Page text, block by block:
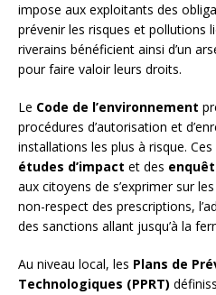
impose aux exploitants des
prévenir les risques et pollutions
riverains bénéficient ainsi d’un
pour faire valoir leurs droits.
Le Code de l’environnement
procédures d’autorisation et
installations les plus à risque.
études d’impact et des
aux citoyens de s’exprimer sur
non-respect des prescriptions,
des sanctions allant jusqu’à la
Au niveau local, les Plans de
Technologiques (PPRT)